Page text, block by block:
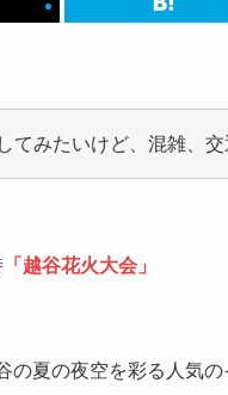
てみたいけど、混雑、
「越谷花火大会」
夏の夜空を彩る人気の